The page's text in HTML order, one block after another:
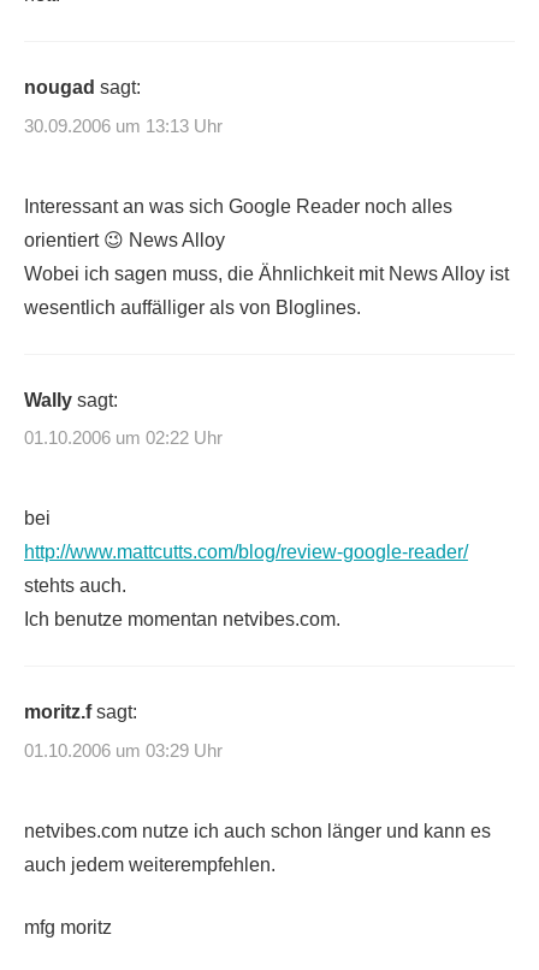
nougad sagt:
30.09.2006 um 13:13 Uhr
Interessant an was sich Google Reader noch alles
orientiert 😉 News Alloy
Wobei ich sagen muss, die Ähnlichkeit mit News Alloy ist
wesentlich auffälliger als von Bloglines.
Wally sagt:
01.10.2006 um 02:22 Uhr
bei
http://www.mattcutts.com/blog/review-google-reader/
stehts auch.
Ich benutze momentan netvibes.com.
moritz.f sagt:
01.10.2006 um 03:29 Uhr
netvibes.com nutze ich auch schon länger und kann es
auch jedem weiterempfehlen.
mfg moritz